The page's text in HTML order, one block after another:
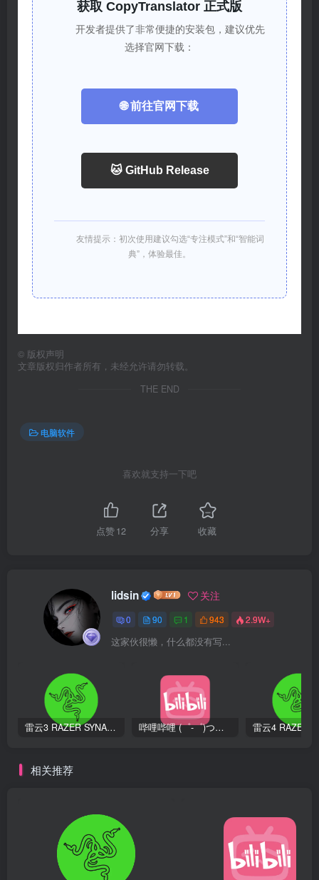
获取 CopyTranslator 正式版
开发者提供了非常便捷的安装包，建议优先
选择官网下载：
🌐 前往官网下载
🐱 GitHub Release
友情提示：初次使用建议勾选“专注模式”和“智能词
典”，体验最佳。
© 版权声明
文章版权归作者所有，未经允许请勿转载。
THE END
电脑软件
喜欢就支持一下吧
点赞12 分享 收藏
lidsin 关注
0 90 1 943 2.9W+
这家伙很懒，什么都没有写...
雷云3 RAZER SYNAPSE 3 “官方正版：新一代云端硬件配置工具” 哔哩哔哩 (゜-゜)つロ 干杯~-bilibili “你感兴趣的， 都在 B 站。”
相关推荐